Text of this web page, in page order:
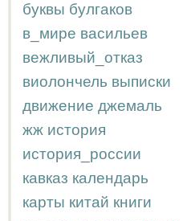
буквы булгаков
в_мире васильев
вежливый_отказ
виолончель выписки
движение джемаль
жж история
история_россии
кавказ календарь
карты китай книги